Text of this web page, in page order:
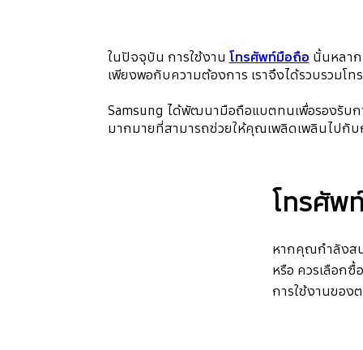
ในปัจจุบัน การใช้งาน โทรศัพท์มือถือ นั้นหลาก
เพียงพอกับความต้องการ เราจึงได้รวบรวม
Samsung ได้พัฒนามือถือแบตทนเพื่อรองรับ
มากมายที่สามารถช่วยให้คุณเพลิดเพลินไปกั
โทรศัพ
หากคุณกำลังส
หรือ ควรเลือก
การใช้งานของ